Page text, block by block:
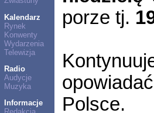
Kalendarz
Rynek
Konwenty
Wydarzenia
Telewizja
Radio
Audycje
Muzyka
Informacje
porze tj.
Polsce.